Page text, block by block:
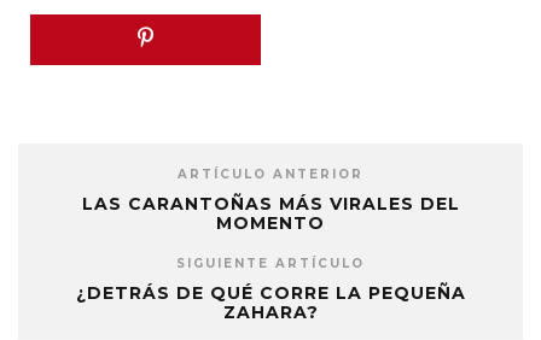
ARTÍCULO ANTERIOR
LAS CARANTOÑAS MÁS VIRALES DEL
MOMENTO
SIGUIENTE ARTÍCULO
¿DETRÁS DE QUÉ CORRE LA PEQUEÑA
ZAHARA?